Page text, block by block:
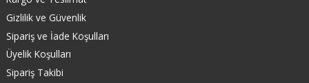
Gizlilik ve Güvenlik
Sipariş ve İade Koşulları
Üyelik Koşulları
Sipariş Takibi